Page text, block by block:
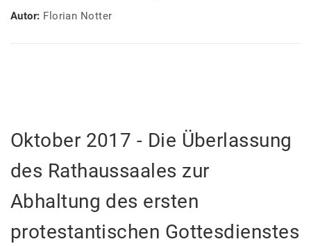
Autor: Florian Notter
Oktober 2017 - Die Überlassung
des Rathaussaales zur
Abhaltung des ersten
protestantischen Gottesdienstes